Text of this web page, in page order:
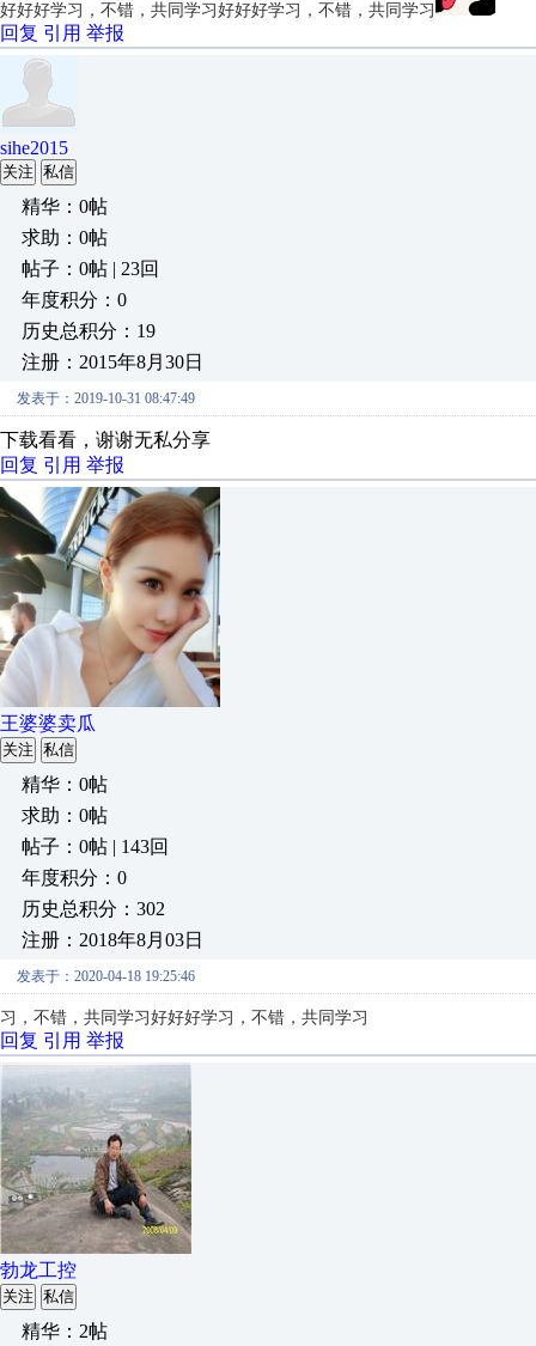
好好好学习，不错，共同学习 好好好学习，不错，共同学习
回复 引用 举报
sihe2015
关注 私信
精华：0帖
求助：0帖
帖子：0帖 | 23回
年度积分：0
历史总积分：19
注册：2015年8月30日
发表于：2019-10-31 08:47:49
下载看看，谢谢无私分享
回复 引用 举报
王婆婆卖瓜
关注 私信
精华：0帖
求助：0帖
帖子：0帖 | 143回
年度积分：0
历史总积分：302
注册：2018年8月03日
发表于：2020-04-18 19:25:46
习，不错，共同学习 好好好学习，不错，共同学习
回复 引用 举报
勃龙工控
关注 私信
精华：2帖